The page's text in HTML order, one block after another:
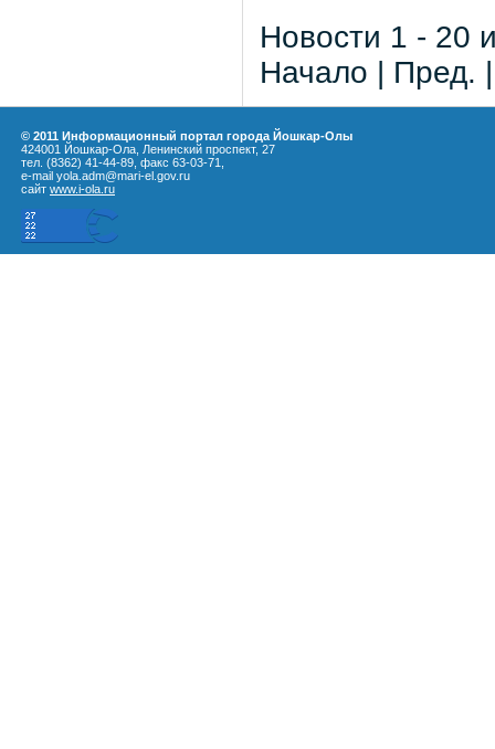
Новости 1 - 20
Начало | Пред.
© 2011 Информационный портал города Йошкар-Олы
424001 Йошкар-Ола, Ленинский проспект, 27
тел. (8362) 41-44-89, факс 63-03-71,
e-mail yola.adm@mari-el.gov.ru
сайт www.i-ola.ru